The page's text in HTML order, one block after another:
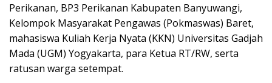
Perikanan, BP3 Perikanan Kabupaten Banyuwangi,
Kelompok Masyarakat Pengawas (Pokmaswas) Baret,
mahasiswa Kuliah Kerja Nyata (KKN) Universitas Gadjah
Mada (UGM) Yogyakarta, para Ketua RT/RW, serta
ratusan warga setempat.